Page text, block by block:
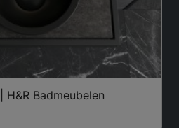
Badmeubelen